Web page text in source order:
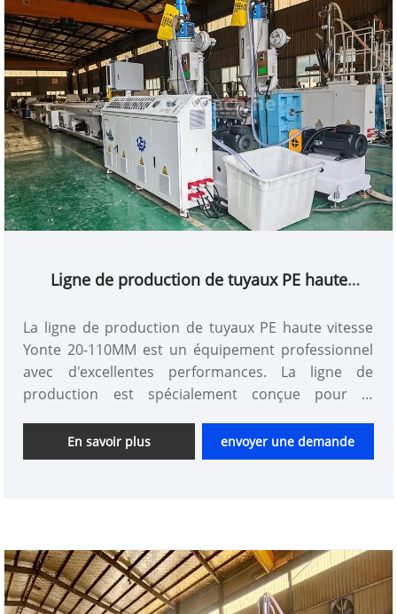
Ligne de production de tuyaux PE haute
La ligne de production de tuyaux PE haute vitesse
Yonte 20-110MM est un équipement professionnel
avec d'excellentes performances. La ligne de
production est spécialement conçue pour la
de φ20 à φ110 mm, couvrant une variété
d'exigences de tailles différentes, offrant un choix
En savoir plus envoyer une demande